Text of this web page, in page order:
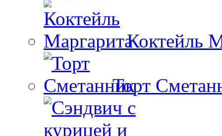
Коктейль
Торт